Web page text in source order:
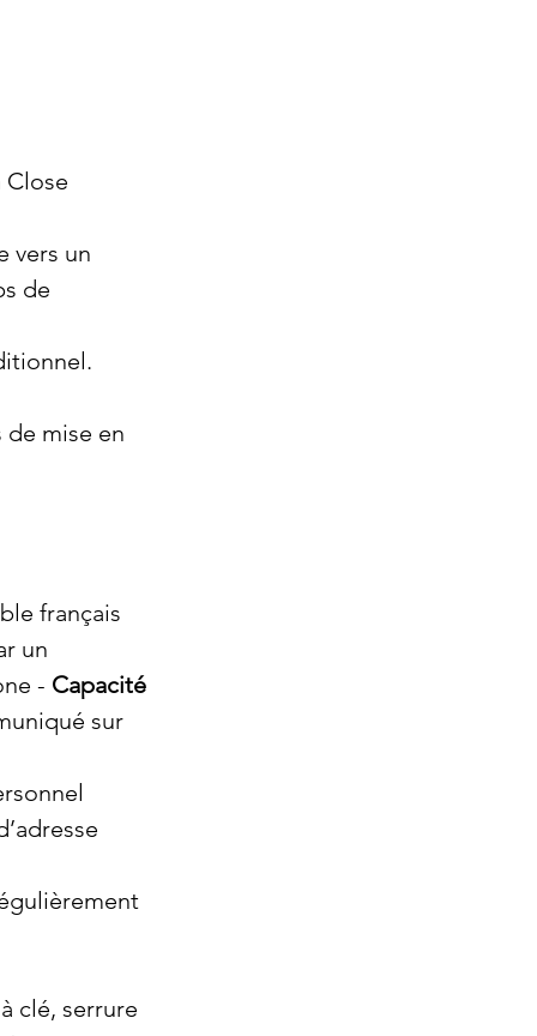
Close
vers un
de
mise en
français
un
- Capacité
sur
clé, serrure